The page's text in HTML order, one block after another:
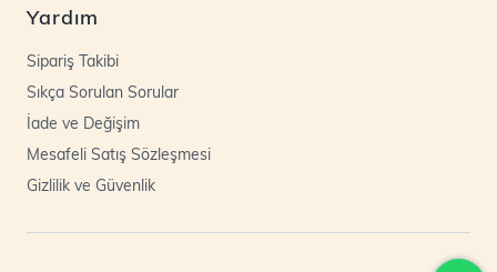
Yardım
Sipariş Takibi
Sıkça Sorulan Sorular
İade ve Değişim
Mesafeli Satış Sözleşmesi
Gizlilik ve Güvenlik